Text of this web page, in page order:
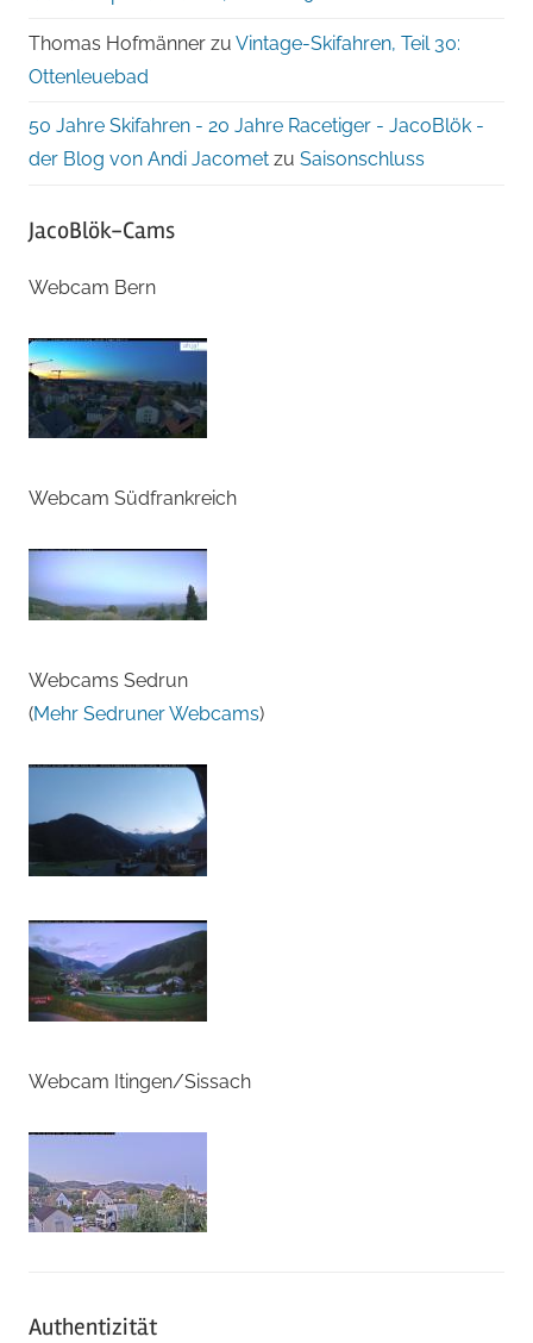
Thomas Hofmänner zu Vintage-Skifahren, Teil 30:
Ottenleuebad
50 Jahre Skifahren - 20 Jahre Racetiger - JacoBlök -
der Blog von Andi Jacomet zu Saisonschluss
JacoBlök-Cams
Webcam Bern
Webcam Südfrankreich
Webcams Sedrun
(Mehr Sedruner Webcams)
Webcam Itingen/Sissach
Authentizität